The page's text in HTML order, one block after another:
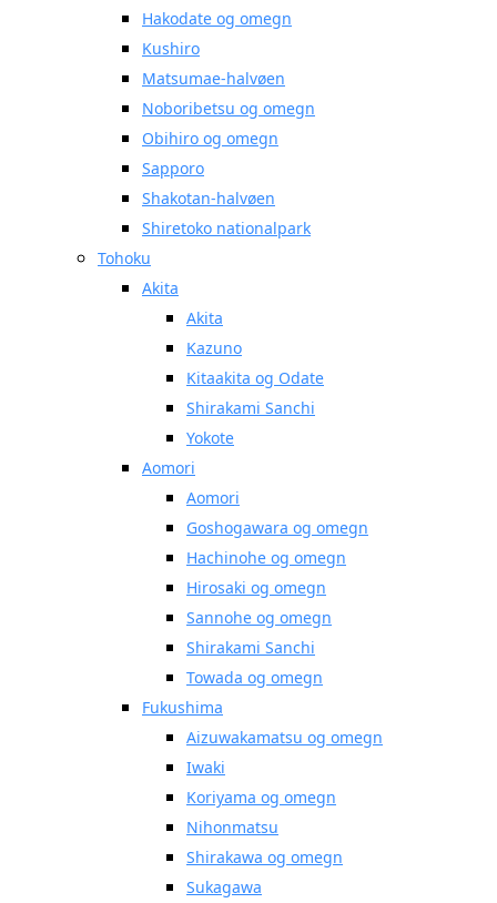
Hakodate og omegn
Kushiro
Matsumae-halvøen
Noboribetsu og omegn
Obihiro og omegn
Sapporo
Shakotan-halvøen
Shiretoko nationalpark
Tohoku
Akita
Akita
Kazuno
Kitaakita og Odate
Shirakami Sanchi
Yokote
Aomori
Aomori
Goshogawara og omegn
Hachinohe og omegn
Hirosaki og omegn
Sannohe og omegn
Shirakami Sanchi
Towada og omegn
Fukushima
Aizuwakamatsu og omegn
Iwaki
Koriyama og omegn
Nihonmatsu
Shirakawa og omegn
Sukagawa